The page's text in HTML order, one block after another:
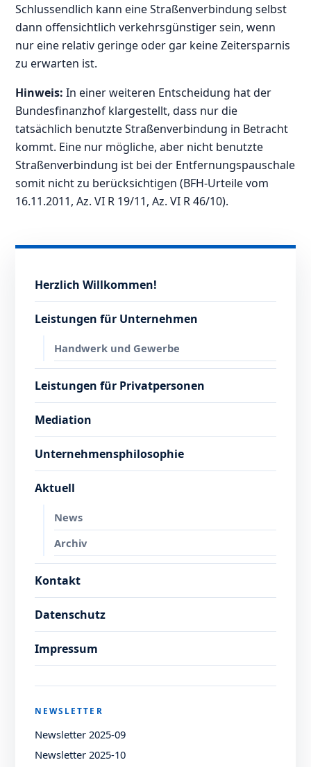
Schlussendlich kann eine Straßenverbindung selbst
dann offensichtlich verkehrsgünstiger sein, wenn
nur eine relativ geringe oder gar keine Zeitersparnis
zu erwarten ist.
Hinweis: In einer weiteren Entscheidung hat der
Bundesfinanzhof klargestellt, dass nur die
tatsächlich benutzte Straßenverbindung in Betracht
kommt. Eine nur mögliche, aber nicht benutzte
Straßenverbindung ist bei der Entfernungspauschale
somit nicht zu berücksichtigen (BFH-Urteile vom
16.11.2011, Az. VI R 19/11, Az. VI R 46/10).
Herzlich Willkommen!
Leistungen für Unternehmen
Handwerk und Gewerbe
Leistungen für Privatpersonen
Mediation
Unternehmensphilosophie
Aktuell
News
Archiv
Kontakt
Datenschutz
Impressum
NEWSLETTER
Newsletter 2025-09
Newsletter 2025-10